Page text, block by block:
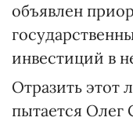
объявлен
инвестиций в
Отразить этот
пытается Олег